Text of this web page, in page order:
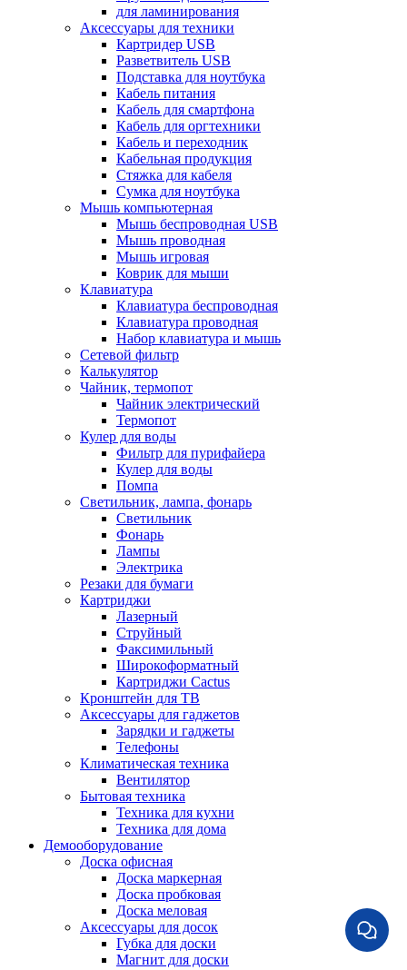
для ламинирования
Аксессуары для техники
Картридер USB
Разветвитель USB
Подставка для ноутбука
Кабель питания
Кабель для смартфона
Кабель для оргтехники
Кабель и переходник
Кабельная продукция
Стяжка для кабеля
Сумка для ноутбука
Мышь компьютерная
Мышь беспроводная USB
Мышь проводная
Мышь игровая
Коврик для мыши
Клавиатура
Клавиатура беспроводная
Клавиатура проводная
Набор клавиатура и мышь
Сетевой фильтр
Калькулятор
Чайник, термопот
Чайник электрический
Термопот
Кулер для воды
Фильтр для пурифайера
Кулер для воды
Помпа
Светильник, лампа, фонарь
Светильник
Фонарь
Лампы
Электрика
Резаки для бумаги
Картриджи
Лазерный
Струйный
Факсимильный
Широкоформатный
Картриджи Cactus
Кронштейн для ТВ
Аксессуары для гаджетов
Зарядки и гаджеты
Телефоны
Климатическая техника
Вентилятор
Бытовая техника
Техника для кухни
Техника для дома
Демооборудование
Доска офисная
Доска маркерная
Доска пробковая
Доска меловая
Аксессуары для досок
Губка для доски
Магнит для доски